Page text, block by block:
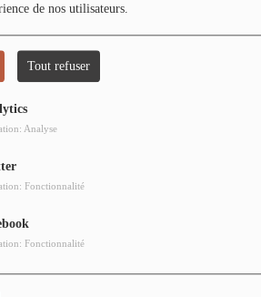
de nos utilisateurs.
Tout refuser
Analyse
Fonctionnalité
Fonctionnalité